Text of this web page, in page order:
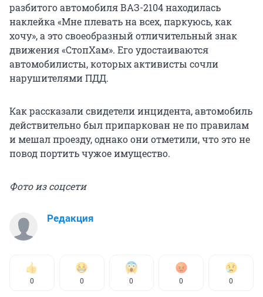
разбитого автомобиля ВАЗ-2104 находилась
наклейка «Мне плевать на всех, паркуюсь, как
хочу», а это своеобразный отличительный знак
движения «СтопХам». Его удостаиваются
автомобилисты, которых активисты сочли
нарушителями ПДД.
Как рассказали свидетели инцидента, автомобиль
действительно был припаркован не по правилам
и мешал проезду, однако они отметили, что это не
повод портить чужое имущество.
Фото из соцсети
Редакция
0 0 0 0 0